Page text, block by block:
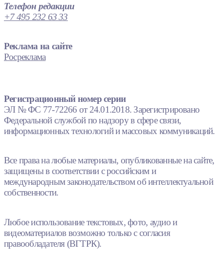
Телефон редакции
+7 495 232 63 33
Реклама на сайте
Росреклама
Регистрационный номер серии
ЭЛ № ФС 77-72266 от 24.01.2018. Зарегистрировано
Федеральной службой по надзору в сфере связи,
информационных технологий и массовых коммуникаций.
Все права на любые материалы, опубликованные на сайте,
защищены в соответствии с российским и
международным законодательством об интеллектуальной
собственности.
Любое использование текстовых, фото, аудио и
видеоматериалов возможно только с согласия
правообладателя (ВГТРК).